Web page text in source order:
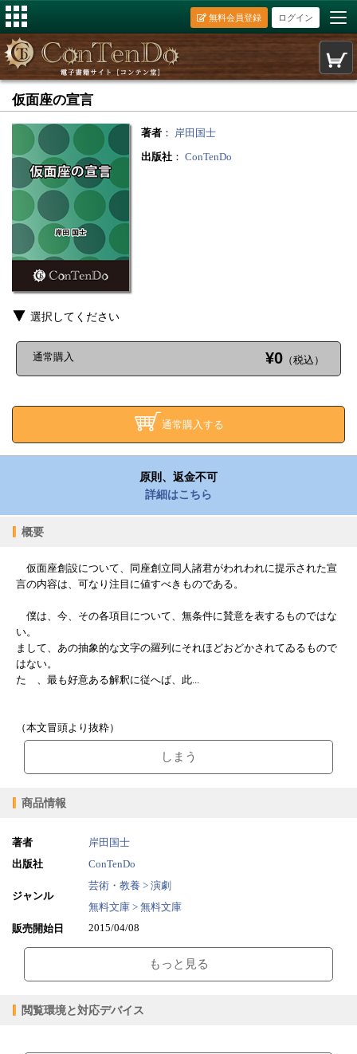
ログイン
無料会員登録
仮面座の宣言
著者 ： 岸田国士
出版社 ： ConTenDo
選択してください
通常購入 ¥0 （税込）
通常購入する
原則、返金不可
詳細はこちら
概要
仮面座創設について、同座創立同人諸君がわれわれに提示された宣
言の内容は、可なり注目に値すべきものである。
僕は、今、その各項目について、無条件に賛意を表するものではな
い。
まして、あの抽象的な文字の羅列にそれほどおどかされてゐるもので
はない。
たゞ、最も好意ある解釈に従へば、此...
（本文冒頭より抜粋）
しまう
商品情報
著者
岸田国士
出版社
ConTenDo
ジャンル
芸術・教養 > 演劇
無料文庫 > 無料文庫
販売開始日
2015/04/08
ファイルサイズ 1.31MB
もっと見る
閲覧環境と対応デバイス